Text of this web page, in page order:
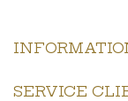
SERVICE